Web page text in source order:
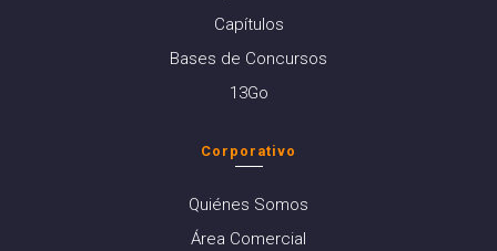
Capítulos
Bases de Concursos
13Go
Corporativo
Quiénes Somos
Área Comercial